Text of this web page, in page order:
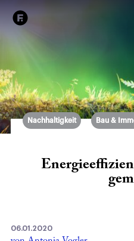
Nachhaltigkeit Bau &
06.01.2020